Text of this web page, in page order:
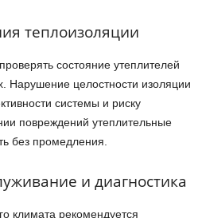
теплоизоляции
состояние утеплителей
Нарушение целостности изоляции
системы и риску
повреждений утеплительные
без промедления.
и диагностика
климата рекомендуется